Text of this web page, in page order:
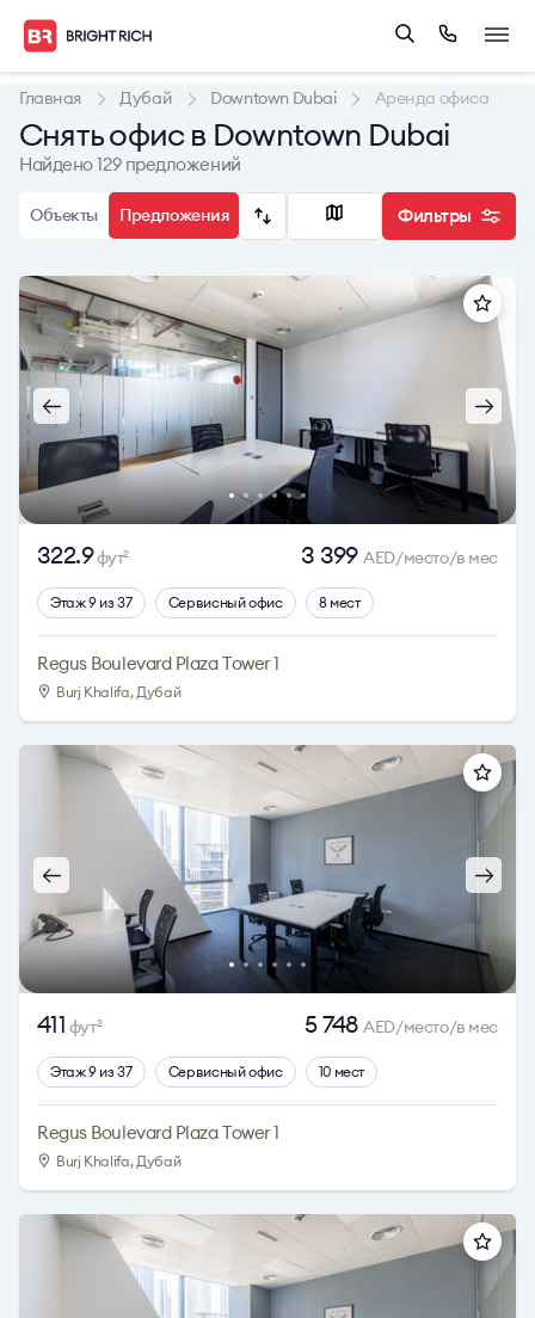
Главная Дубай Downtown Dubai Аренда офиса
Снять офис в Downtown Dubai
Найдено 129 предложений
Объекты Предложения Фильтры
322.9фут2 3 399AED/место/в мес
Этаж 9 из 37 Сервисный офис 8 мест
Regus Boulevard Plaza Tower 1
Burj Khalifa, Дубай
411 фут2 5 748AED/место/в мес
Этаж 9 из 37 Сервисный офис 10 мест
Regus Boulevard Plaza Tower 1
Burj Khalifa, Дубай